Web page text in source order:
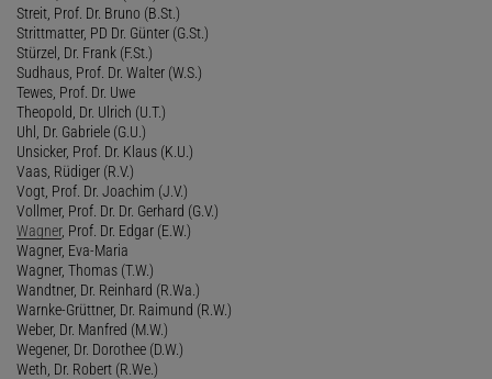
Streit, Prof. Dr. Bruno (B.St.)
Strittmatter, PD Dr. Günter (G.St.)
Stürzel, Dr. Frank (F.St.)
Sudhaus, Prof. Dr. Walter (W.S.)
Tewes, Prof. Dr. Uwe
Theopold, Dr. Ulrich (U.T.)
Uhl, Dr. Gabriele (G.U.)
Unsicker, Prof. Dr. Klaus (K.U.)
Vaas, Rüdiger (R.V.)
Vogt, Prof. Dr. Joachim (J.V.)
Vollmer, Prof. Dr. Dr. Gerhard (G.V.)
Wagner, Prof. Dr. Edgar (E.W.)
Wagner, Eva-Maria
Wagner, Thomas (T.W.)
Wandtner, Dr. Reinhard (R.Wa.)
Warnke-Grüttner, Dr. Raimund (R.W.)
Weber, Dr. Manfred (M.W.)
Wegener, Dr. Dorothee (D.W.)
Weth, Dr. Robert (R.We.)